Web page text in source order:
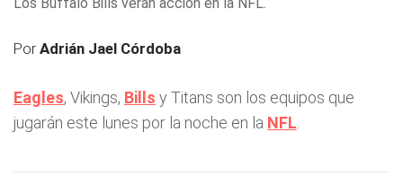
PorAdrián Jael Córdoba
Eagles, Vikings, Bills y Titans son los equipos que
jugarán este lunes por la noche en la NFL